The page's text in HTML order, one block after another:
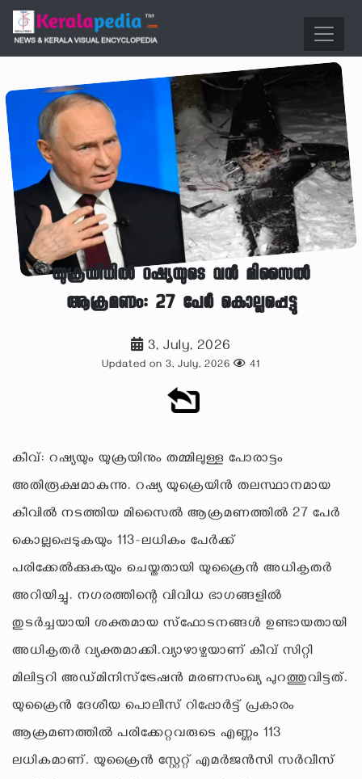
യുക്രയിനില്‍ റഷ്യയുടെ വന്‍ മിസൈല്‍
ആക്രമണം: 27 പേര്‍ കൊല്ലപ്പെട്ടു
3, July, 2026
Updated on 3, July, 2026 41
കീവ്: റഷ്യയും യുക്രയിനും തമ്മിലുള്ള പോരാട്ടം
അതിരൂക്ഷമാകുന്നു. റഷ്യ യുക്രെയിന്‍ തലസ്ഥാനമായ
കീവില്‍ നടത്തിയ മിസൈല്‍ ആക്രമണത്തില്‍ 27 പേര്‍
കൊല്ലപ്പെടുകയും 113-ലധികം പേര്‍ക്ക്
പരിക്കേല്‍ക്കുകയും ചെയ്തതായി യുക്രൈന്‍ അധികൃതര്‍
അറിയിച്ചു. നഗരത്തിന്റെ വിവിധ ഭാഗങ്ങളില്‍
തുടര്‍ച്ചയായി ശക്തമായ സ്‌ഫോടനങ്ങള്‍ ഉണ്ടായതായി
അധികൃതര്‍ വ്യക്തമാക്കി.വ്യാഴാഴ്ചയാണ് കീവ് സിറ്റി
മിലിട്ടറി അഡ്മിനിസ്‌ട്രേഷന്‍ മരണസംഖ്യ പുറത്തുവിട്ടത്.
യുക്രൈന്‍ ദേശീയ പൊലീസ് റിപ്പോര്‍ട്ട് പ്രകാരം
ആക്രമണത്തില്‍ പരിക്കേറ്റവരുടെ എണ്ണം 113
ലധികമാണ്. യുക്രൈന്‍ സ്റ്റേറ്റ് എമര്‍ജന്‍സി സര്‍വീസ്